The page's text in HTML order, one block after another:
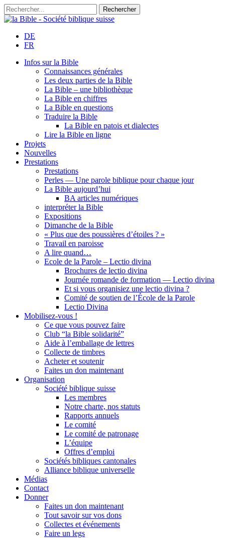
DE
FR
Infos sur la Bible
Connaissances générales
Les deux parties de la Bible
La Bible – une bibliothèque
La Bible en chiffres
La Bible en questions
Traduire la Bible
La Bible en patois et dialectes
Lire la Bible en ligne
Projets
Nouvelles
Prestations
Prestations
Perles — Une parole biblique pour chaque jour
La Bible aujourd’hui
BA articles numériques
interpréter la Bible
Expositions
Dimanche de la Bible
« Plus que des poussières d’étoiles ? »
Travail en paroisse
A lire quand…
Ecole de la Parole – Lectio divina
Brochures de lectio divina
Journée romande de formation — Lectio divina
Et si vous organisiez une lectio divina ?
Comité de soutien de l’École de la Parole
Lectio Divina
Mobilisez-vous !
Ce que vous pouvez faire
Club “la Bible solidarité”
Aide à l’emballage de lettres
Collecte de timbres
Acheter et soutenir
Faites un don maintenant
Organisation
Société biblique suisse
Les membres
Notre charte, nos statuts
Rapports annuels
Le comité
Le comité de patronage
L’équipe
Offres d’emploi
Sociétés bibliques cantonales
Alliance biblique universelle
Médias
Contact
Donner
Faites un don maintenant
Tout savoir sur vos dons
Collectes et événements
Faire un legs